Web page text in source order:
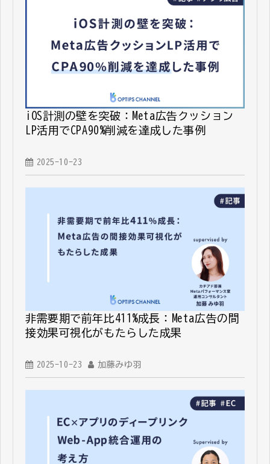
iOS計測の壁を突破：Meta広告クッション
LP活用でCPA90%削減を達成した事例
2025-10-23
非需要期で前年比411%成長：Meta広告の間
接効果可視化がもたらした成果
2025-10-23 加藤みゆ羽